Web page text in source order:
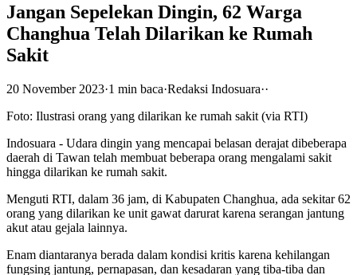
Jangan Sepelekan Dingin, 62 Warga
Changhua Telah Dilarikan ke Rumah
Sakit
20 November 2023·1 min baca·Redaksi Indosuara··
Foto: Ilustrasi orang yang dilarikan ke rumah sakit (via RTI)
Indosuara - Udara dingin yang mencapai belasan derajat dibeberapa
daerah di Tawan telah membuat beberapa orang mengalami sakit
hingga dilarikan ke rumah sakit.
Menguti RTI, dalam 36 jam, di Kabupaten Changhua, ada sekitar 62
orang yang dilarikan ke unit gawat darurat karena serangan jantung
akut atau gejala lainnya.
Enam diantaranya berada dalam kondisi kritis karena kehilangan
fungsing jantung, pernapasan, dan kesadaran yang tiba-tiba dan